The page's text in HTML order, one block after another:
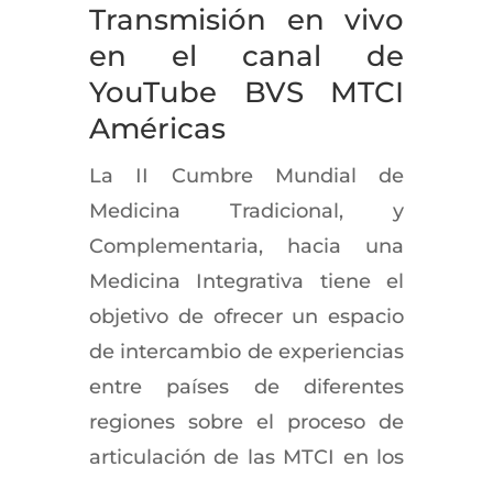
Transmisión en vivo
en el canal de
YouTube BVS MTCI
Américas
La II Cumbre Mundial de
Medicina Tradicional, y
Complementaria, hacia una
Medicina Integrativa tiene el
objetivo de ofrecer un espacio
de intercambio de experiencias
entre países de diferentes
regiones sobre el proceso de
articulación de las MTCI en los